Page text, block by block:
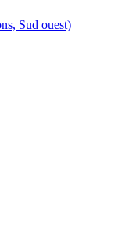
Sud ouest)